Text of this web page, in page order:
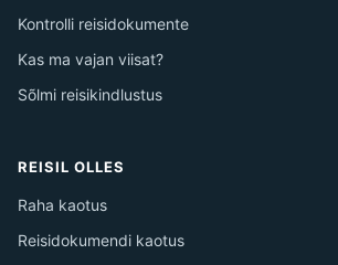
Kontrolli reisidokumente
Kas ma vajan viisat?
Sõlmi reisikindlustus
REISIL OLLES
Raha kaotus
Reisidokumendi kaotus